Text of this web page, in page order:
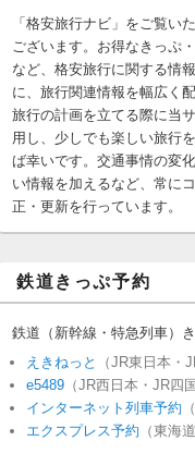
「格安旅行ナビ」をご覧い
ございます。お得なきっぷ
など、格安旅行に関する情
に、旅行関連情報を幅広く
旅行の計画を立てる際に当
用し、少しでも楽しい旅行
ば幸いです。交通事情の変
い情報を加えるなど、常に
正・更新を行っています。
鉄道きっぷ予約
鉄道（新幹線・特急列車）
えきねっと
（JR東日本・
e5489 （JR西日本・JR四
インターネット列車予約
エクスプレス予約 （東海